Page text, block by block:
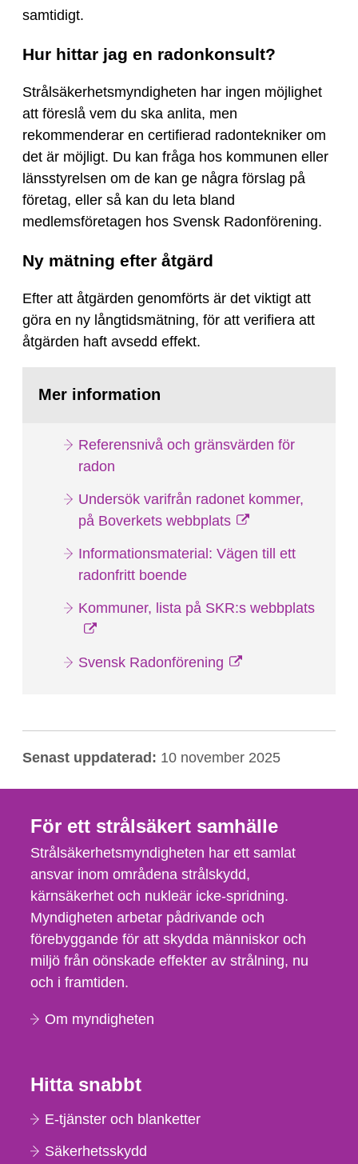
samtidigt.
Hur hittar jag en radonkonsult?
Strålsäkerhetsmyndigheten har ingen möjlighet
att föreslå vem du ska anlita, men
rekommenderar en certifierad radontekniker om
det är möjligt. Du kan fråga hos kommunen eller
länsstyrelsen om de kan ge några förslag på
företag, eller så kan du leta bland
medlemsföretagen hos Svensk Radonförening.
Ny mätning efter åtgärd
Efter att åtgärden genomförts är det viktigt att
göra en ny långtidsmätning, för att verifiera att
åtgärden haft avsedd effekt.
Mer information
Referensnivå och gränsvärden för
radon
Undersök varifrån radonet kommer,
på Boverkets webbplats
Informationsmaterial: Vägen till ett
radonfritt boende
Kommuner, lista på SKR:s webbplats
Svensk Radonförening
Senast uppdaterad: 10 november 2025
För ett strålsäkert samhälle
Strålsäkerhetsmyndigheten har ett samlat
ansvar inom områdena strålskydd,
kärnsäkerhet och nukleär icke-spridning.
Myndigheten arbetar pådrivande och
förebyggande för att skydda människor och
miljö från oönskade effekter av strålning, nu
och i framtiden.
Om myndigheten
Hitta snabbt
E-tjänster och blanketter
Säkerhetsskydd